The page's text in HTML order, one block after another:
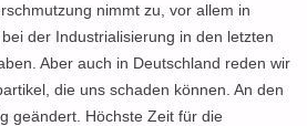
nimmt zu, vor allem in
der Industrialisierung in den letzten
Aber auch in Deutschland reden wir
die uns schaden können. An den
geändert. Höchste Zeit für die